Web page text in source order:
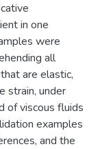
in one
were
all
are elastic,
strain, under
of viscous fluids
examples
and the